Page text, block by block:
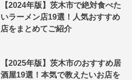
【2024年版】茨木市で絶対食べた
いラーメン店19選！人気おすすめ
店をまとめてご紹介
【2025年版】茨木市のおすすめ居
酒屋19選！本気で教えたいお店を